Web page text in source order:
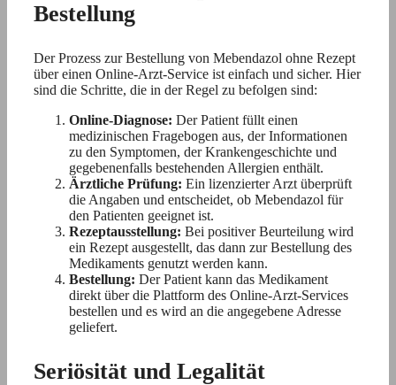
Bestellung
Der Prozess zur Bestellung von Mebendazol ohne Rezept
über einen Online-Arzt-Service ist einfach und sicher. Hier
sind die Schritte, die in der Regel zu befolgen sind:
Online-Diagnose: Der Patient füllt einen
medizinischen Fragebogen aus, der Informationen
zu den Symptomen, der Krankengeschichte und
gegebenenfalls bestehenden Allergien enthält.
Ärztliche Prüfung: Ein lizenzierter Arzt überprüft
die Angaben und entscheidet, ob Mebendazol für
den Patienten geeignet ist.
Rezeptausstellung: Bei positiver Beurteilung wird
ein Rezept ausgestellt, das dann zur Bestellung des
Medikaments genutzt werden kann.
Bestellung: Der Patient kann das Medikament
direkt über die Plattform des Online-Arzt-Services
bestellen und es wird an die angegebene Adresse
geliefert.
Seriösität und Legalität